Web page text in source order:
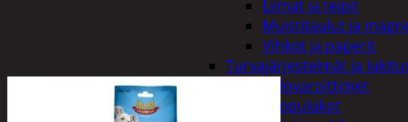
Liimat ja teipit
Muistitaulut ja
Vihkot ja paperit
Turvajärjestelmät ja
Palovaroittimet
Riippulukot